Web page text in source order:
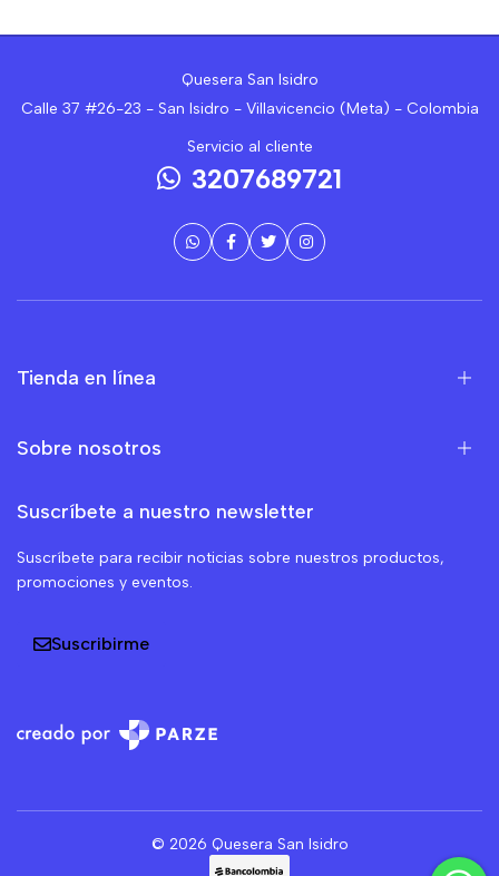
Quesera San Isidro
Calle 37 #26-23 - San Isidro - Villavicencio (Meta) - Colombia
Servicio al cliente
3207689721
Tienda en línea
Sobre nosotros
Suscríbete a nuestro newsletter
Suscríbete para recibir noticias sobre nuestros productos,
promociones y eventos.
Suscribirme
© 2026 Quesera San Isidro